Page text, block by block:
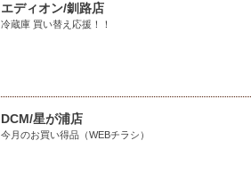
エディオン/釧路店
冷蔵庫 買い替え応援！！
DCM/星が浦店
今月のお買い得品（WEBチラシ）